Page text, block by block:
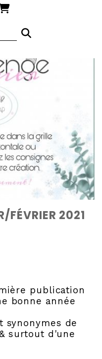
FÉVRIER 2021
publication
bonne année
synonymes de
surtout d'une